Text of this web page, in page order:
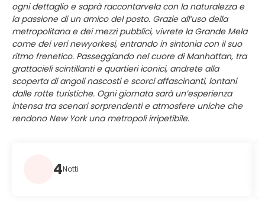
ogni dettaglio e saprà raccontarvela con la naturalezza e
la passione di un amico del posto. Grazie all’uso della
metropolitana e dei mezzi pubblici, vivrete la Grande Mela
come dei veri newyorkesi, entrando in sintonia con il suo
ritmo frenetico. Passeggiando nel cuore di Manhattan, tra
grattacieli scintillanti e quartieri iconici, andrete alla
scoperta di angoli nascosti e scorci affascinanti, lontani
dalle rotte turistiche. Ogni giornata sarà un’esperienza
intensa tra scenari sorprendenti e atmosfere uniche che
rendono New York una metropoli irripetibile.
4Notti